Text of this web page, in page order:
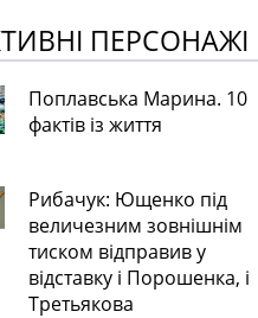
ПЕРСОНАЖІ
Поплавська Марина. 10
фактів із життя
Рибачук: Ющенко під
величезним зовнішнім
тиском відправив у
відставку і Порошенка, і
Третьякова